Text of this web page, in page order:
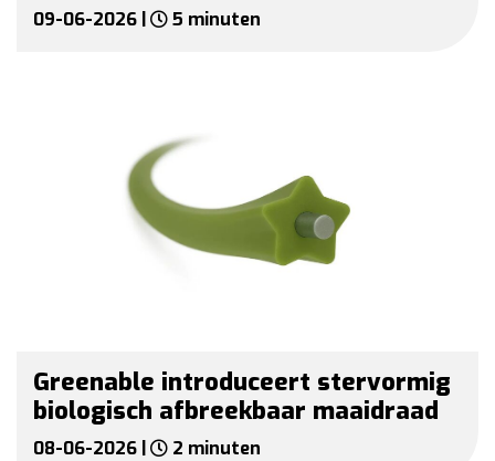
09-06-2026 | 5 minuten
Greenable introduceert stervormig
biologisch afbreekbaar maaidraad
08-06-2026 | 2 minuten